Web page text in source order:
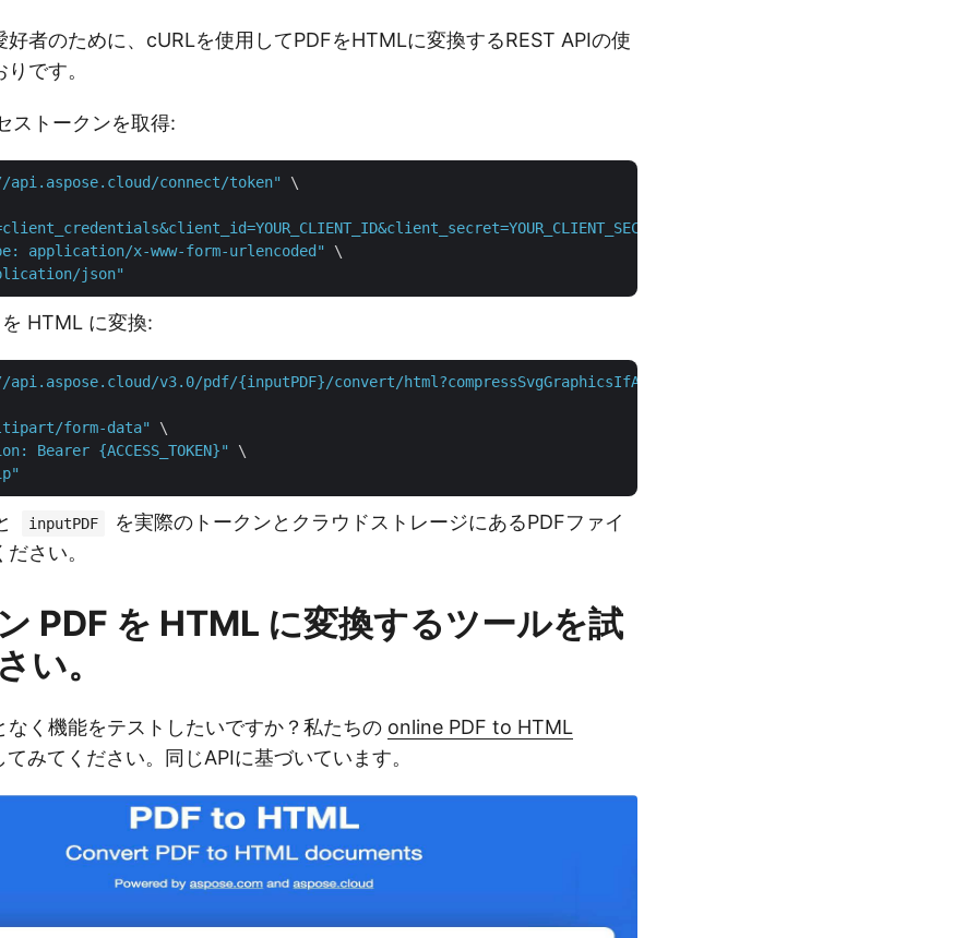
好者のために、cURLを使用してPDFをHTMLに変換するREST APIの使
です。
ストークンを取得:
connect/token" \
application/x-www-form-urlencoded"
\
json"
HTML に変換:
v3.0/pdf/{inputPDF}/convert/
form-data"
\
Bearer {ACCESS_TOKEN}"
\
inputPDF
を実際のトークンとクラウドストレージにあるPDFファイ
さい。
PDF を HTML に変換するツールを試
い。
なく機能をテストしたいですか？私たちの online PDF to HTML
てみてください。同じAPIに基づいています。